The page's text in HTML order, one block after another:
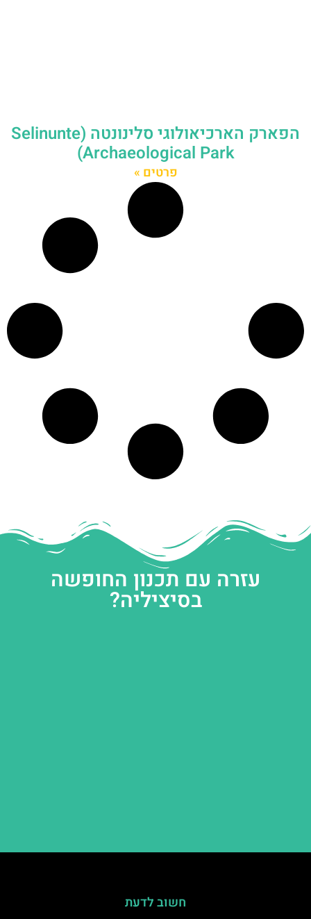
הפארק הארכיאולוגי סלינונטה (Selinunte
Archaeological Park)
פרטים »
עזרה עם תכנון החופשה
בסיציליה?
חשוב לדעת